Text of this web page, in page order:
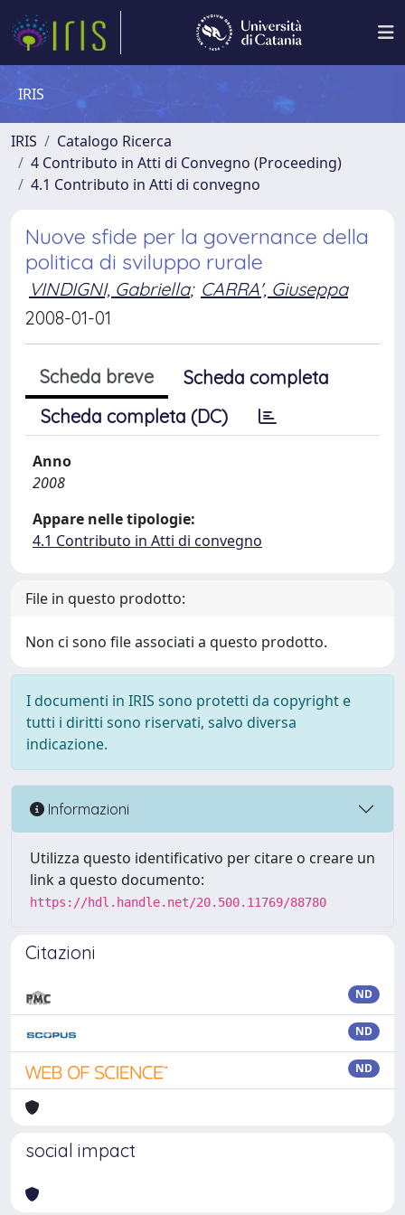
IRIS
IRIS
Catalogo Ricerca
4 Contributo in Atti di Convegno (Proceeding)
4.1 Contributo in Atti di convegno
Nuove sfide per la governance della
politica di sviluppo rurale
VINDIGNI, Gabriella; CARRA', Giuseppa
2008-01-01
Scheda breve
Scheda completa
Scheda completa (DC)
Anno
2008
Appare nelle tipologie:
4.1 Contributo in Atti di convegno
File in questo prodotto:
Non ci sono file associati a questo prodotto.
I documenti in IRIS sono protetti da copyright e
tutti i diritti sono riservati, salvo diversa
indicazione.
Informazioni
Utilizza questo identificativo per citare o creare un
link a questo documento:
https://hdl.handle.net/20.500.11769/88780
Citazioni
ND
ND
ND
social impact